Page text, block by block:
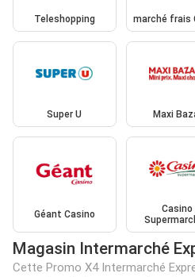
Teleshopping marché frais
Super U Maxi
Géant Casino
Casino
Magasin Intermarché
Cette Promo X4 Intermarché